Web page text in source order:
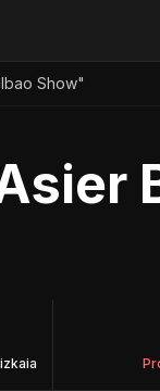
Show"